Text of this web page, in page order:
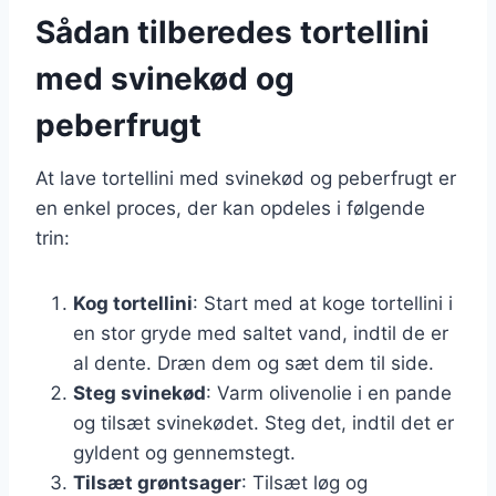
Sådan tilberedes tortellini
med svinekød og
peberfrugt
At lave tortellini med svinekød og peberfrugt er
en enkel proces, der kan opdeles i følgende
trin:
Kog tortellini: Start med at koge tortellini i
en stor gryde med saltet vand, indtil de er
al dente. Dræn dem og sæt dem til side.
Steg svinekød: Varm olivenolie i en pande
og tilsæt svinekødet. Steg det, indtil det er
gyldent og gennemstegt.
Tilsæt grøntsager: Tilsæt løg og